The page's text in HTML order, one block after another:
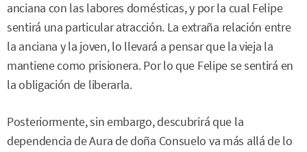
anciana con las labores domésticas, y por la cual Felipe
sentirá una particular atracción. La extraña relación entre
la anciana y la joven, lo llevará a pensar que la vieja la
mantiene como prisionera. Por lo que Felipe se sentirá en
la obligación de liberarla.
Posteriormente, sin embargo, descubrirá que la
dependencia de Aura de doña Consuelo va más allá de lo